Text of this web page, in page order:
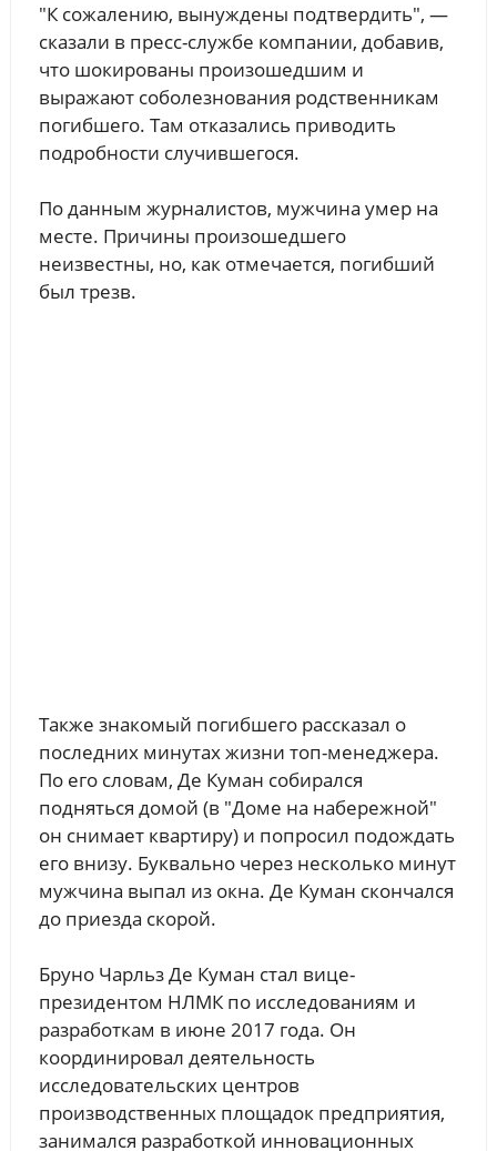
"К сожалению, вынуждены подтвердить", —
сказали в пресс-службе компании, добавив,
что шокированы произошедшим и
выражают соболезнования родственникам
погибшего. Там отказались приводить
подробности случившегося.
По данным журналистов, мужчина умер на
месте. Причины произошедшего
неизвестны, но, как отмечается, погибший
был трезв.
Также знакомый погибшего рассказал о
последних минутах жизни топ-менеджера.
По его словам, Де Куман собирался
подняться домой (в "Доме на набережной"
он снимает квартиру) и попросил подождать
его внизу. Буквально через несколько минут
мужчина выпал из окна. Де Куман скончался
до приезда скорой.
Бруно Чарльз Де Куман стал вице-
президентом НЛМК по исследованиям и
разработкам в июне 2017 года. Он
координировал деятельность
исследовательских центров
производственных площадок предприятия,
занимался разработкой инновационных